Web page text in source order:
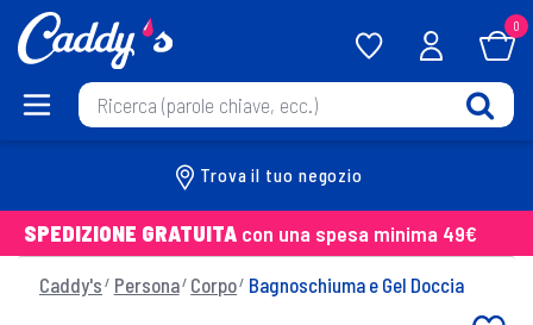
0
Trova il tuo negozio
SPEDIZIONE GRATUITA con una spesa minima 49€
Caddy's Persona Corpo Bagnoschiuma e Gel Doccia